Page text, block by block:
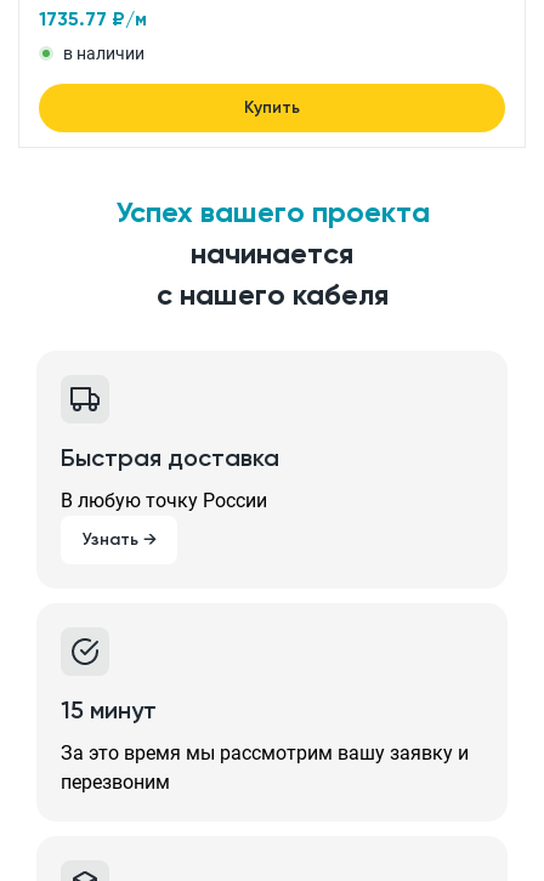
1735.77 ₽/м
в наличии
Купить
Успех вашего проекта
начинается
с нашего кабеля
Быстрая доставка
В любую точку России
Узнать →
15 минут
За это время мы рассмотрим вашу заявку и
перезвоним